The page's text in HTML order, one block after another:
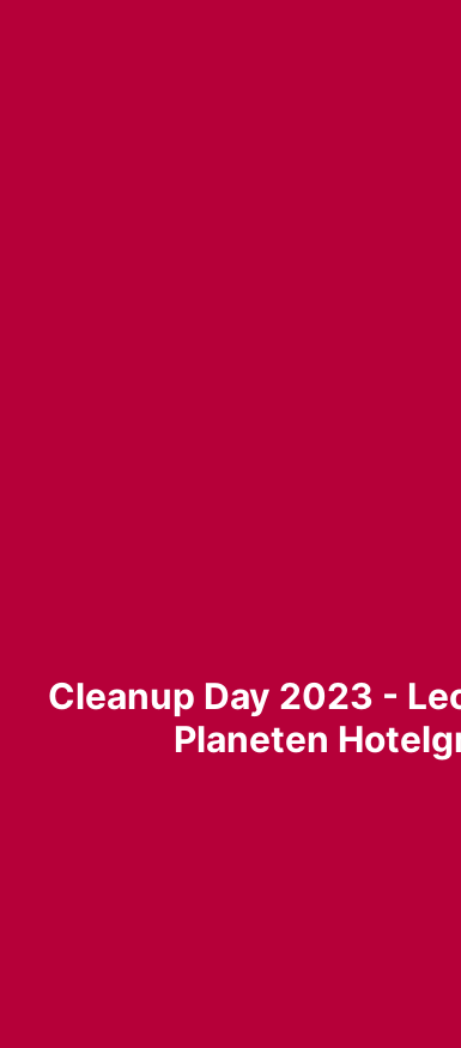
Cleanup Day 2023 -
Planeten